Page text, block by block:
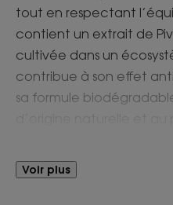
tout en respectant
contient un extrait de
cultivée dans un
contribue à son effet
sa formule
le cuir chevelu
doux et délicatement
Voir plus